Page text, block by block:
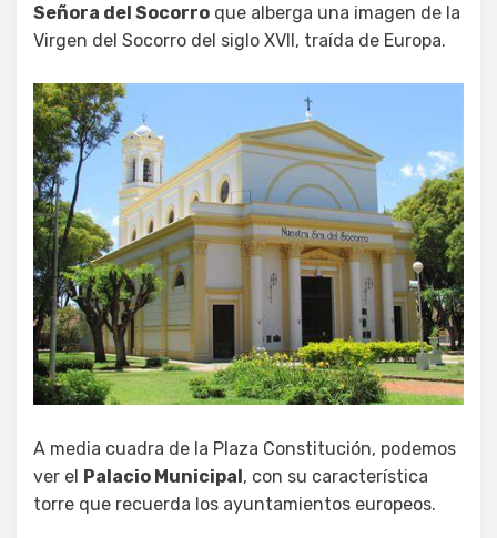
Señora del Socorro que alberga una imagen de la
Virgen del Socorro del siglo XVII, traída de Europa.
A media cuadra de la Plaza Constitución, podemos
ver el Palacio Municipal, con su característica
torre que recuerda los ayuntamientos europeos.